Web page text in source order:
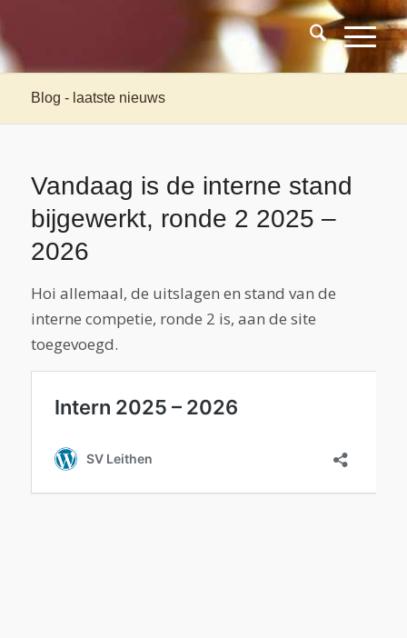
Blog - laatste nieuws
Vandaag is de interne stand
bijgewerkt, ronde 2 2025 –
2026
Hoi allemaal, de uitslagen en stand van de
interne competie, ronde 2 is, aan de site
toegevoegd.